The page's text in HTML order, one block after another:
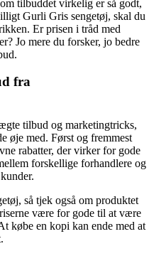
tilbuddet virkelig er så godt,
Gurli Gris sengetøj, skal du
Er prisen i tråd med
Jo mere du forsker, jo bedre
fra
tilbud og marketingtricks,
øje med. Først og fremmest
rabatter, der virker for gode
forskellige forhandlere og
så tjek også om produktet
være for gode til at være
købe en kopi kan ende med at